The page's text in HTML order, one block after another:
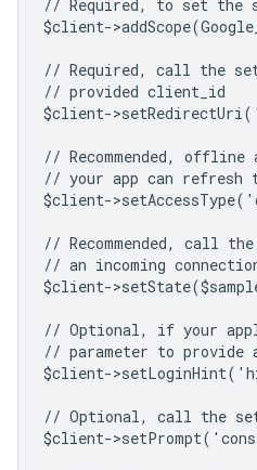
// Required, to set the
$client-
// Required, call the
// provided client_id
$client-
// Recommended,
// your app can refresh
$client-
// Recommended, call
// an incoming
$client-
// Optional, if your
// parameter to provide
$client-
// Optional, call the
$client-